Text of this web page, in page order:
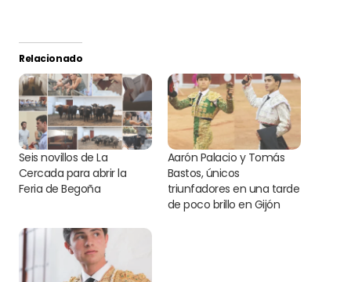
Relacionado
Seis novillos de La
Cercada para abrir la
Feria de Begoña
Aarón Palacio y Tomás
Bastos, únicos
triunfadores en una tarde
de poco brillo en Gijón